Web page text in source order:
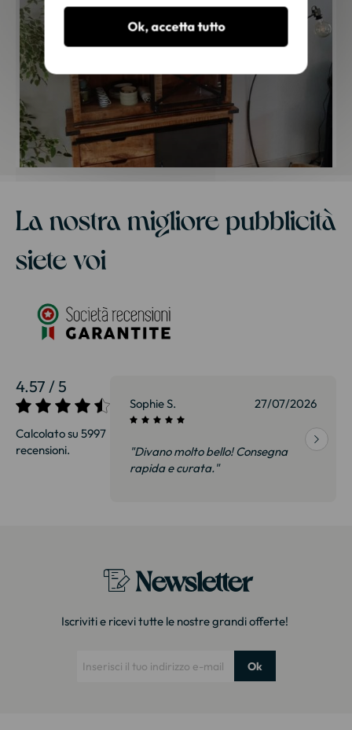
La nostra migliore pubblicità
siete voi
4.57 / 5
Calcolato su 5997
recensioni.
27/07/2026 Sophie S. 27/07/2026
"Divano molto bello! Consegna
rapida e curata."
Newsletter
Iscriviti e ricevi tutte le nostre grandi offerte!
Ok
Ok, accetta tutto